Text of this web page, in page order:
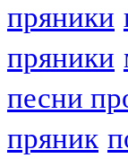
пряники
пряники
песни
пряник